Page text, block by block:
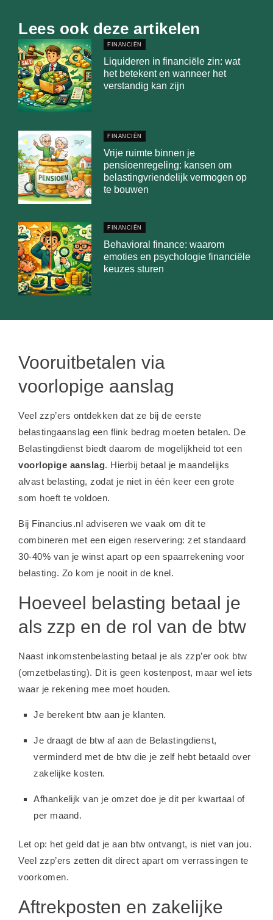
Lees ook deze artikelen
FINANCIËN
Liquideren in financiële zin: wat
het betekent en wanneer het
verstandig kan zijn
FINANCIËN
Vrije ruimte binnen je
pensioenregeling: kansen om
belastingvriendelijk vermogen op
te bouwen
FINANCIËN
Behavioral finance: waarom
emoties en psychologie financiële
keuzes sturen
Vooruitbetalen via
voorlopige aanslag
Veel zzp’ers ontdekken dat ze bij de eerste
belastingaanslag een flink bedrag moeten betalen. De
Belastingdienst biedt daarom de mogelijkheid tot een
voorlopige aanslag. Hierbij betaal je maandelijks
alvast belasting, zodat je niet in één keer een grote
som hoeft te voldoen.
Bij Financius.nl adviseren we vaak om dit te
combineren met een eigen reservering: zet standaard
30-40% van je winst apart op een spaarrekening voor
belasting. Zo kom je nooit in de knel.
Hoeveel belasting betaal je
als zzp en de rol van de btw
Naast inkomstenbelasting betaal je als zzp’er ook btw
(omzetbelasting). Dit is geen kostenpost, maar wel iets
waar je rekening mee moet houden.
Je berekent btw aan je klanten.
Je draagt de btw af aan de Belastingdienst,
verminderd met de btw die je zelf hebt betaald over
zakelijke kosten.
Afhankelijk van je omzet doe je dit per kwartaal of
per maand.
Let op: het geld dat je aan btw ontvangt, is niet van jou.
Veel zzp’ers zetten dit direct apart om verrassingen te
voorkomen.
Aftrekposten en zakelijke